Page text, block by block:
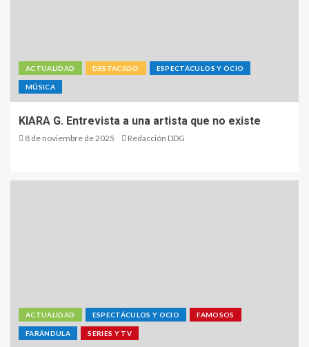
ACTUALIDAD DESTACADO ESPECTÁCULOS Y OCIO
MÚSICA
KIARA G. Entrevista a una artista que no existe
8 de noviembre de 2025 Redacción DDG
ACTUALIDAD ESPECTÁCULOS Y OCIO FAMOSOS
FARÁNDULA SERIES Y TV